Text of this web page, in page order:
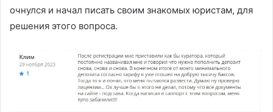
очнулся и начал писать своим знакомых юристам, для
решения этого вопроса.